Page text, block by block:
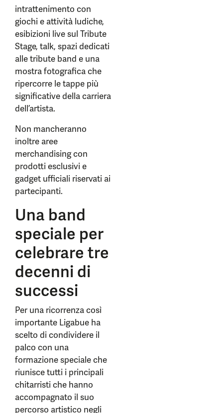
intrattenimento con
giochi e attività ludiche,
esibizioni live sul Tribute
Stage, talk, spazi dedicati
alle tribute band e una
mostra fotografica che
ripercorre le tappe più
significative della carriera
dell’artista.
Non mancheranno
inoltre aree
merchandising con
prodotti esclusivi e
gadget ufficiali riservati ai
partecipanti.
Una band
speciale per
celebrare tre
decenni di
successi
Per una ricorrenza così
importante Ligabue ha
scelto di condividere il
palco con una
formazione speciale che
riunisce tutti i principali
chitarristi che hanno
accompagnato il suo
percorso artistico negli